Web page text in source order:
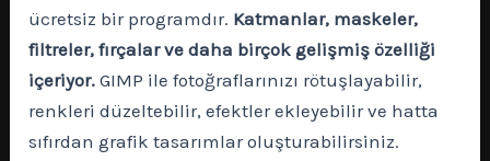
ücretsiz bir programdır. Katmanlar, maskeler,
filtreler, fırçalar ve daha birçok gelişmiş özelliği
içeriyor. GIMP ile fotoğraflarınızı rötuşlayabilir,
renkleri düzeltebilir, efektler ekleyebilir ve hatta
sıfırdan grafik tasarımlar oluşturabilirsiniz.